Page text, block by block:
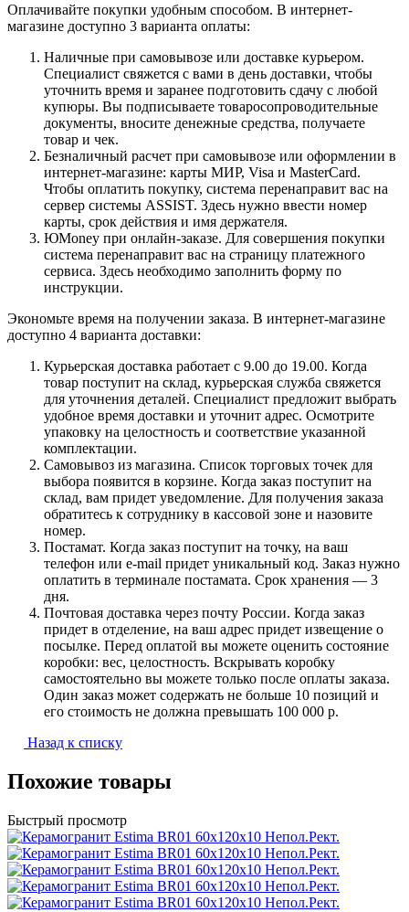
Оплачивайте покупки удобным способом. В интернет-
магазине доступно 3 варианта оплаты:
Наличные при самовывозе или доставке курьером.
Специалист свяжется с вами в день доставки, чтобы
уточнить время и заранее подготовить сдачу с любой
купюры. Вы подписываете товаросопроводительные
документы, вносите денежные средства, получаете
товар и чек.
Безналичный расчет при самовывозе или оформлении в
интернет-магазине: карты МИР, Visa и MasterCard.
Чтобы оплатить покупку, система перенаправит вас на
сервер системы ASSIST. Здесь нужно ввести номер
карты, срок действия и имя держателя.
ЮMoney при онлайн-заказе. Для совершения покупки
система перенаправит вас на страницу платежного
сервиса. Здесь необходимо заполнить форму по
инструкции.
Экономьте время на получении заказа. В интернет-магазине
доступно 4 варианта доставки:
Курьерская доставка работает с 9.00 до 19.00. Когда
товар поступит на склад, курьерская служба свяжется
для уточнения деталей. Специалист предложит выбрать
удобное время доставки и уточнит адрес. Осмотрите
упаковку на целостность и соответствие указанной
комплектации.
Самовывоз из магазина. Список торговых точек для
выбора появится в корзине. Когда заказ поступит на
склад, вам придет уведомление. Для получения заказа
обратитесь к сотруднику в кассовой зоне и назовите
номер.
Постамат. Когда заказ поступит на точку, на ваш
телефон или e-mail придет уникальный код. Заказ нужно
оплатить в терминале постамата. Срок хранения — 3
дня.
Почтовая доставка через почту России. Когда заказ
придет в отделение, на ваш адрес придет извещение о
посылке. Перед оплатой вы можете оценить состояние
коробки: вес, целостность. Вскрывать коробку
самостоятельно вы можете только после оплаты заказа.
Один заказ может содержать не больше 10 позиций и
его стоимость не должна превышать 100 000 р.
Назад к списку
Похожие товары
Быстрый просмотр